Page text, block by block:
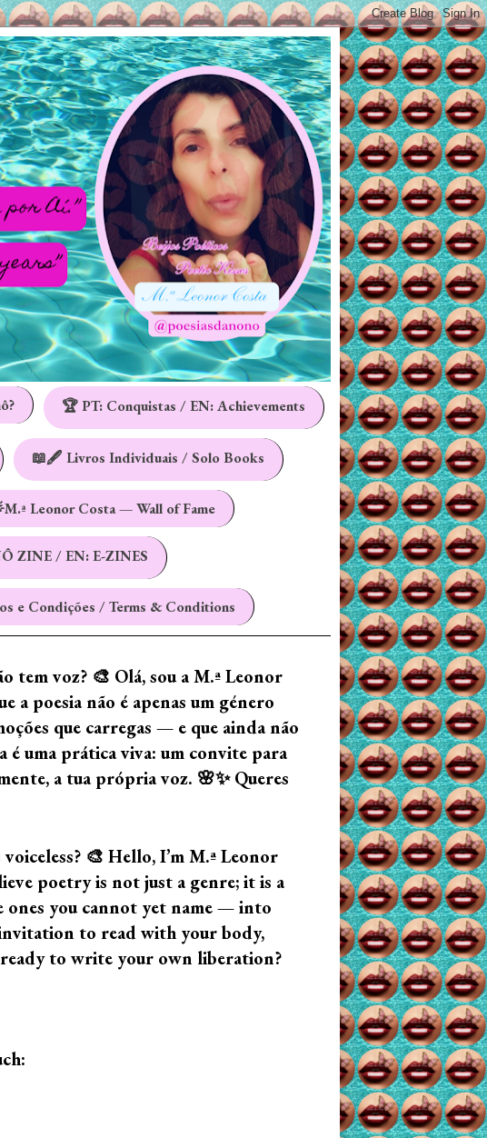
🏆 PT: Conquistas / EN: Achievements
📖🖋️ Livros Individuais / Solo Books
Leonor Costa — Wall of Fame
ZINE / EN: E-ZINES
e Condições / Terms & Conditions
tem voz? 🎨 Olá, sou a M.ª Leonor
poesia não é apenas um género
que carregas — e que ainda não
é uma prática viva: um convite para
a tua própria voz. 🌸✨ Queres
🎨 Hello, I’m M.ª Leonor
poetry is not just a genre; it is a
you cannot yet name — into
to read with your body,
to write your own liberation?